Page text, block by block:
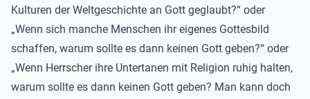
Kulturen der Weltgeschichte an Gott geglaubt?“ oder
„Wenn sich manche Menschen ihr eigenes Gottesbild
schaffen, warum sollte es dann keinen Gott geben?“ oder
„Wenn Herrscher ihre Untertanen mit Religion ruhig halten,
warum sollte es dann keinen Gott geben? Man kann doch